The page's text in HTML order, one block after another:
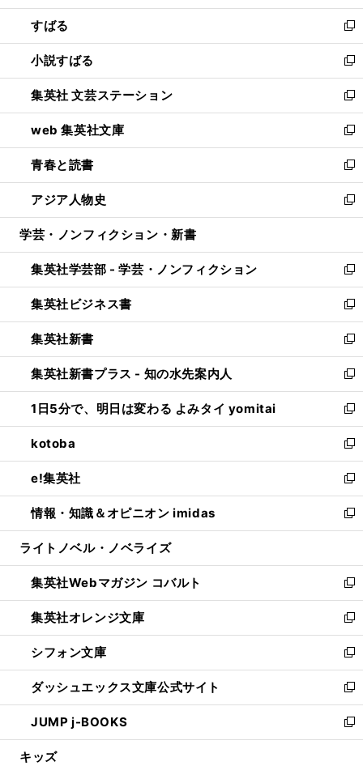
開
く
ウ
で
開
く
ン
ド
ウ
で
開
く
すばる
新
し
い
ウ
ィ
ン
ド
ウ
で
開
く
小説すばる
新
し
い
ウ
ィ
ン
ド
ウ
で
開
集英社 文芸ステーション
新
し
い
ウ
ィ
ン
ド
ウ
開
く
web 集英社文庫
新
し
い
ウ
ィ
ン
ウ
で
開
く
青春と読書
新
し
い
ウ
ン
ド
ウ
で
開
く
アジア人物史
新
し
ウ
ィ
ン
ド
ウ
で
開
く
学芸・ノンフィクション・新書
集英社学芸部 - 学芸・ノンフィクション
新
し
い
ウ
ィ
ン
ド
ウ
で
開
く
集英社ビジネス書
新
し
い
ウ
ィ
ン
ド
ウ
で
開
く
集英社新書
新
し
い
ウ
ィ
ン
ド
ウ
で
開
く
集英社新書プラス - 知の水先案内人
新
し
い
ウ
ィ
ン
ド
ウ
で
開
1日5分で、明日は変わる よみタイ yomitai
新
し
い
ウ
ィ
ン
ド
ウ
開
く
kotoba
新
し
い
ウ
ィ
ン
ウ
で
開
く
e!集英社
新
し
い
ウ
ン
ド
ウ
で
開
く
情報・知識＆オピニオン imidas
新
し
ウ
ィ
ン
ド
ウ
で
開
く
ライトノベル・ノベライズ
集英社Webマガジン コバルト
新
し
い
ウ
ィ
ン
ド
ウ
で
開
集英社オレンジ文庫
新
し
い
ウ
ィ
ン
ド
ウ
シフォン文庫
新
し
い
ウ
ィ
ン
ダッシュエックス文庫公式サイト
新
し
い
ウ
JUMP j-BOOKS
新
し
キッズ